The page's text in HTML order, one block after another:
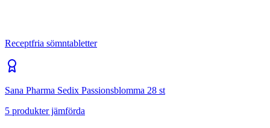
Receptfria sömntabletter
Sana Pharma Sedix Passionsblomma 28 st
5 produkter jämförda